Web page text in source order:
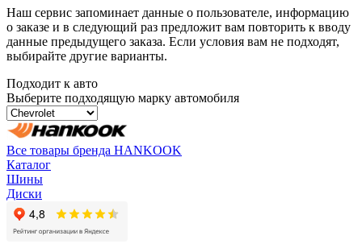
Наш сервис запоминает данные о пользователе, информацию
о заказе и в следующий раз предложит вам повторить к вводу
данные предыдущего заказа. Если условия вам не подходят,
выбирайте другие варианты.
Подходит к авто
Выберите подходящую марку автомобиля
Все товары бренда HANKOOK
Каталог
Шины
Диски